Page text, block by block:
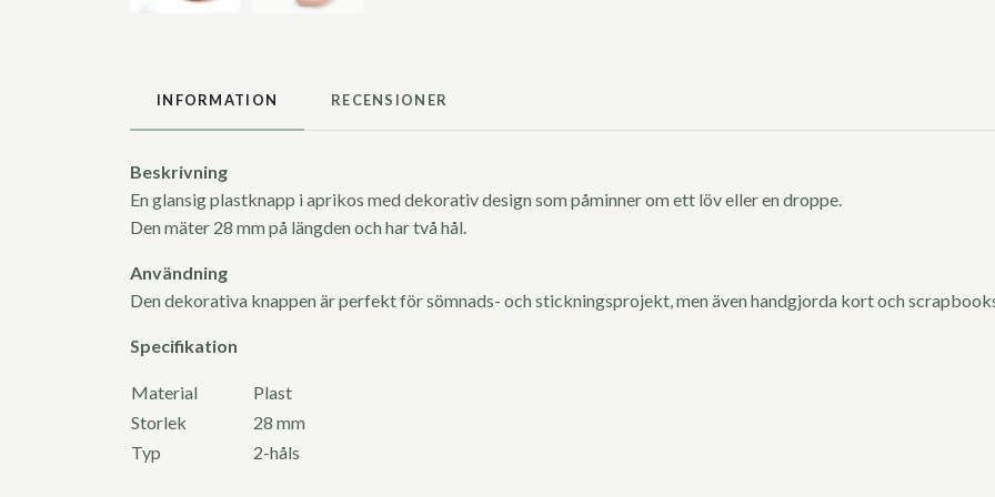
INFORMATION RECENSIONER
Beskrivning
En glansig plastknapp i aprikos med dekorativ design som påminner om ett löv eller en droppe.
Den mäter 28 mm på längden och har två hål.
Användning
Den dekorativa knappen är perfekt för sömnads- och stickningsprojekt, men även handgjorda kort och
Specifikation
Material
Plast
Storlek
28 mm
Typ
2-håls